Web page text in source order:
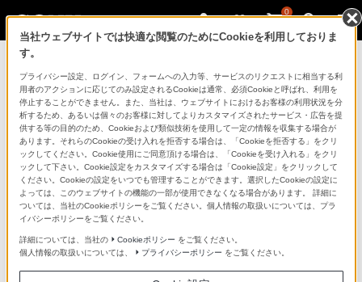
0
「できたらいいな」も
「安心」も
当社ウェブサイトでは快適な閲覧のためにCookieを利用しておりま
す。
プライバシー設定、ログイン、フォームへの入力等、サービスのリクエストに相当する利
用者のアクションに応じてのみ設定されるCookieは通常、必須Cookieと呼ばれ、利用を
停止することができません。また、当社は、ウェブサイトにおけるお客様の利用状況を分
析するため、あるいは個々のお客様に対してよりカスタマイズされたサービス・広告を提
供する等の目的のため、Cookieおよび類似技術を使用して一定の情報を収集する場合が
あります。それらのCookieの受け入れを拒否する場合は、「Cookieを拒否する」をクリ
ックしてください。Cookie使用にご同意頂ける場合は、「Cookieを受け入れる」をクリ
ックして下さい。Cookie設定をカスタマイズする場合は「Cookie設定」をクリックして
ください。Cookieの設定をいつでも管理することができます。選択したCookieの設定に
よっては、このウェブサイトの機能の一部が使用できなくなる場合があります。 詳細に
ついては、当社のCookieポリシーをご覧ください。個人情報の取扱いについては、プラ
イバシーポリシーをご覧ください。
詳細については、当社の Cookieポリシー をご覧ください。
個人情報の取扱いについては、
プライバシーポリシー をご覧ください。